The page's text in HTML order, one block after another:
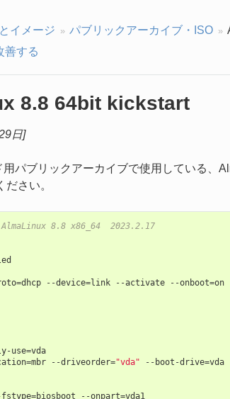
イメージ パブリックアーカイブ・ISO
善する
8.8 64bit kickstart
日]
用パブリックアーカイブで使用している、
ださい。
8.8 x86_64  2023.2.17
=dhcp --device=link --activate --onboot=on
-use=vda
=mbr --driveorder="vda" -- boot -drive=vda
fstype=biosboot --onpart=vda1